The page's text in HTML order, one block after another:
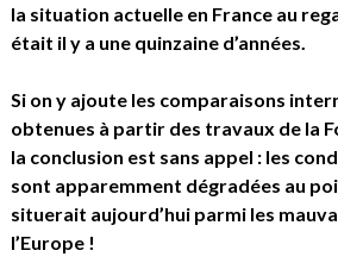
la situation actuelle en France au
était il y a une quinzaine d’années.
Si on y ajoute les comparaisons
obtenues à partir des travaux de la
la conclusion est sans appel : les
sont apparemment dégradées au
situerait aujourd’hui parmi les
l’Europe !